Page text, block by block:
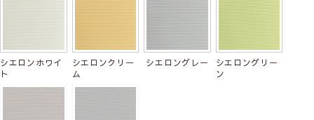
シエロンホワイ
ト
シエロンクリー
ム
シエロングレー
シエロングリー
ン